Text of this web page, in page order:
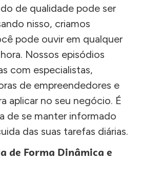
de qualidade pode ser
nisso, criamos
pode ouvir em qualquer
Nossos episódios
com especialistas,
de empreendedores e
aplicar no seu negócio. É
de se manter informado
das suas tarefas diárias.
de Forma Dinâmica e